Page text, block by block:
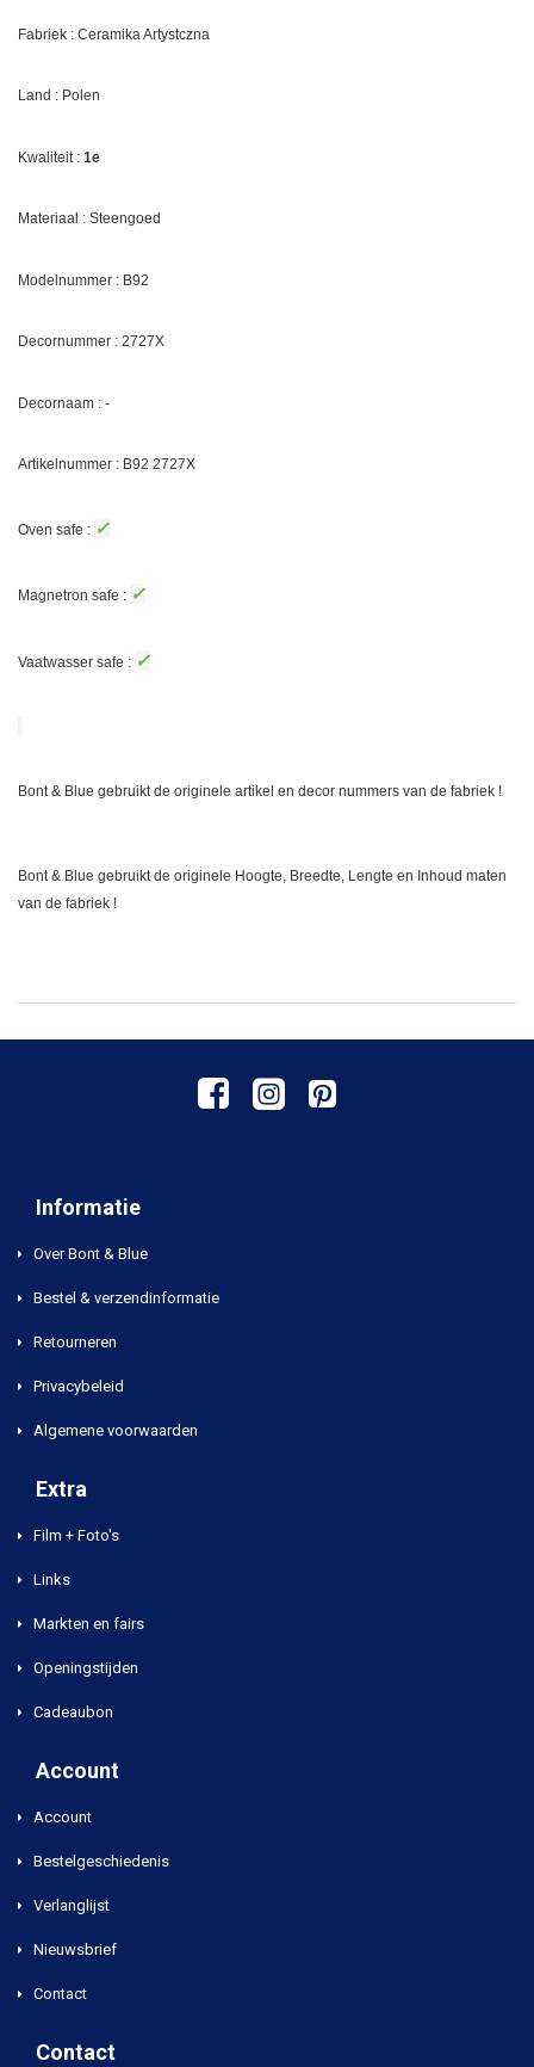
Fabriek : Ceramika Artystczna
Land : Polen
Kwaliteit : 1e
Materiaal : Steengoed
Modelnummer : B92
Decornummer : 2727X
Decornaam : -
Artikelnummer : B92 2727X
Oven safe : ✓
Magnetron safe : ✓
Vaatwasser safe : ✓
Bont & Blue gebruikt de originele artikel en decor nummers van de fabriek !
Bont & Blue gebruikt de originele Hoogte, Breedte, Lengte en Inhoud maten
van de fabriek !
Informatie
Over Bont & Blue
Bestel & verzendinformatie
Retourneren
Privacybeleid
Algemene voorwaarden
Extra
Film + Foto's
Links
Markten en fairs
Openingstijden
Cadeaubon
Account
Account
Bestelgeschiedenis
Verlanglijst
Nieuwsbrief
Contact
Contact